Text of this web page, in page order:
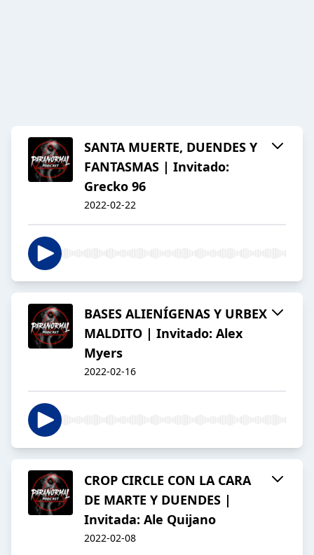
SANTA MUERTE, DUENDES Y
FANTASMAS | Invitado:
Grecko 96
2022-02-22
BASES ALIENÍGENAS Y URBEX
MALDITO | Invitado: Alex
Myers
2022-02-16
CROP CIRCLE CON LA CARA
DE MARTE Y DUENDES |
Invitada: Ale Quijano
2022-02-08